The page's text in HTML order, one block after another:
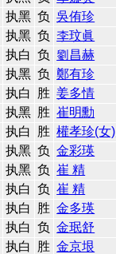
执黑 负 吳侑珍
执黑 负 李玟眞
执白 负 劉昌赫
执黑 负 鄭有珍
执白 胜 姜多情
执黑 胜 崔明勳
执白 胜 權孝珍(女)
执黑 负 金彩瑛
执黑 负 崔 精
执白 负 崔 精
执白 胜 金多瑛
执白 负 金珉舒
执白 胜 金京垠